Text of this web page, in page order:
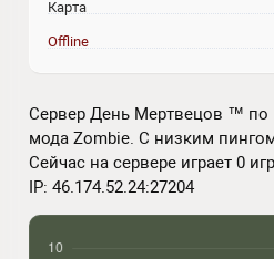
Сервер День Мертвецов ™ по
мода Zombie. С низким
Сейчас на сервере играет 0
IP: 46.174.52.24:27204
Карта
Offline